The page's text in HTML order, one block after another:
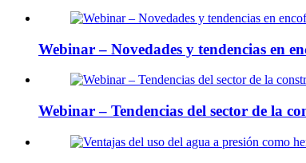
Webinar – Novedades y tendencias en
Webinar – Tendencias del sector de la